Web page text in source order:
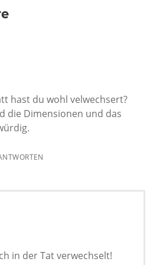
hast du wohl velwechsert?
die Dimensionen und das
in der Tat verwechselt!